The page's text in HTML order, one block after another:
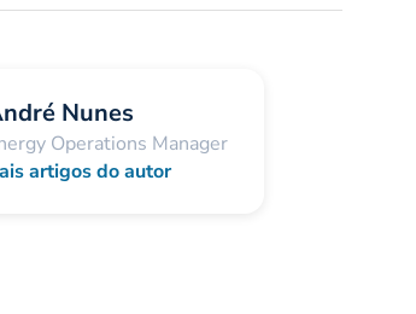
Nunes
Operations Manager
artigos do autor